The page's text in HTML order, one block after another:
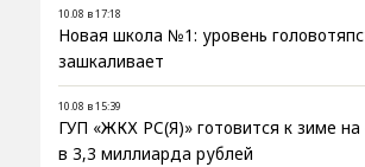
10.08 в 17:18
Новая школа №1: уровень
зашкаливает
10.08 в 15:39
ГУП «ЖКХ РС(Я)» готовится к зиме
в 3,3 миллиарда рублей